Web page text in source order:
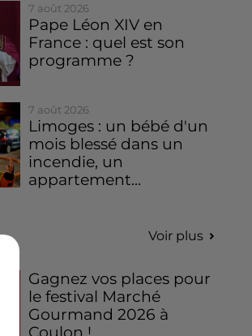
7 août 2026
Pape Léon XIV en
France : quel est son
programme ?
7 août 2026
Limoges : un bébé d'un
mois blessé dans un
incendie, un
appartement...
Voir plus
Gagnez vos places pour
le festival Marché
Gourmand 2026 à